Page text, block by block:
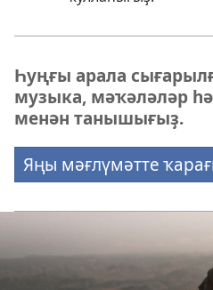
Һуңғы арала
музыка, мәҡәләләр
менән танышығыҙ.
Яңы мәғлүмәтте